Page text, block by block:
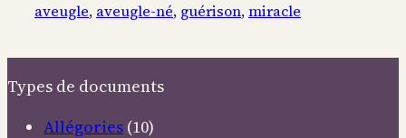
aveugle, aveugle-né, guérison, miracle
Types de documents
Allégories (10)